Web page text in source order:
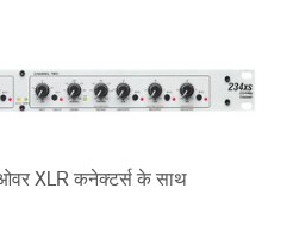
XLR कनेक्टर्स के साथ